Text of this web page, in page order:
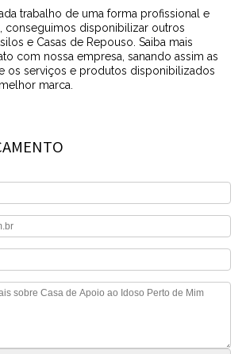
trabalho de uma forma profissional e
conseguimos disponibilizar outros
e Casas de Repouso. Saiba mais
com nossa empresa, sanando assim as
os serviços e produtos disponibilizados
marca.